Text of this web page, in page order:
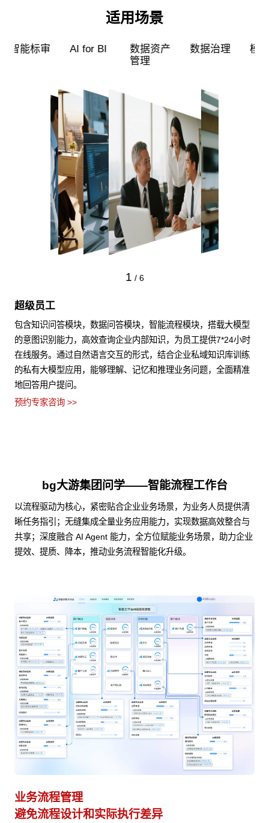
适用场景
超级员工 智能标审 AI for BI
数据资产
1 / 6
超级员工
包含知识问答模块，数据问答模块，智能流程模块，搭载大模型
的意图识别能力，高效查询企业内部知识，为员工提供7*24小时
在线服务。通过自然语言交互的形式，结合企业私域知识库训练
的私有大模型应用，能够理解、记忆和推理业务问题，全面精准
地回答用户提问。
预约专家咨询 >>
bg大游集团问学——智能流程工作台
以流程驱动为核心，紧密贴合企业业务场景，为业务人员提供清
晰任务指引；无缝集成全量业务应用能力，实现数据高效整合与
共享；深度融合 AI Agent 能力，全方位赋能业务场景，助力企业
提效、提质、降本，推动业务流程智能化升级。
业务流程管理
避免流程设计和实际执行差异